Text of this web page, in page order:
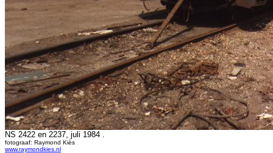
NS 2422 en 2237, juli 1984 .
fotograaf: Raymond Kiès
www.raymondkies.nl